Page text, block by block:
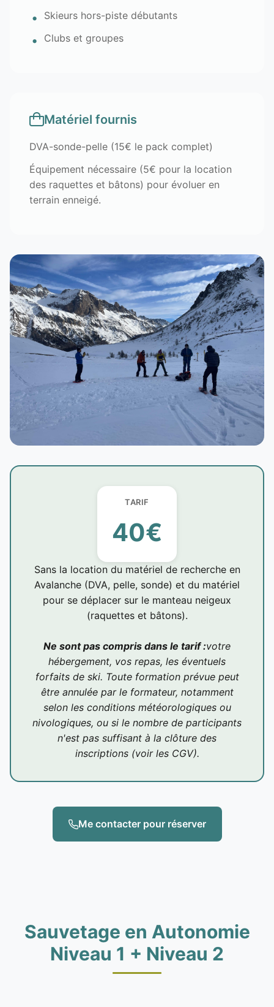
Skieurs hors-piste débutants
Clubs et groupes
Matériel fournis
DVA-sonde-pelle (15€ le pack complet)
Équipement nécessaire (5€ pour la location
des raquettes et bâtons) pour évoluer en
terrain enneigé.
40€
Sans la location du matériel de recherche en
Avalanche (DVA, pelle, sonde) et du matériel
pour se déplacer sur le manteau neigeux
(raquettes et bâtons).
Ne sont pas compris dans le tarif :votre
hébergement, vos repas, les éventuels
forfaits de ski. Toute formation prévue peut
être annulée par le formateur, notamment
selon les conditions météorologiques ou
nivologiques, ou si le nombre de participants
n'est pas suffisant à la clôture des
inscriptions (voir les CGV).
Me contacter pour réserver
Sauvetage en Autonomie
Niveau 1 + Niveau 2